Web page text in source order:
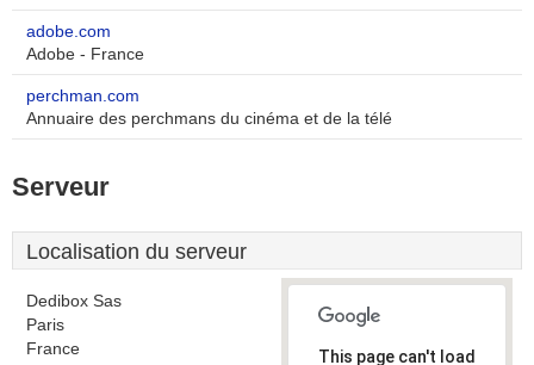
adobe.com
Adobe - France
perchman.com
Annuaire des perchmans du cinéma et de la télé
Serveur
Localisation du serveur
Dedibox Sas
Paris
France
This page can't load